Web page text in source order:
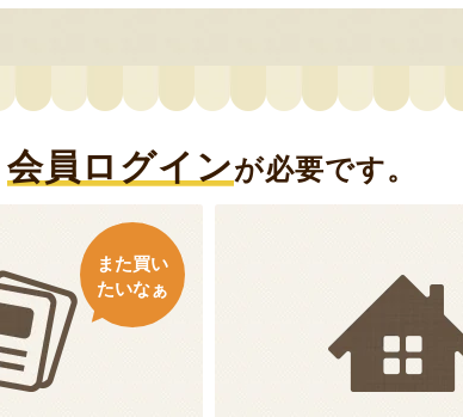
会員ログインが必要です。
また買い
たいなぁ